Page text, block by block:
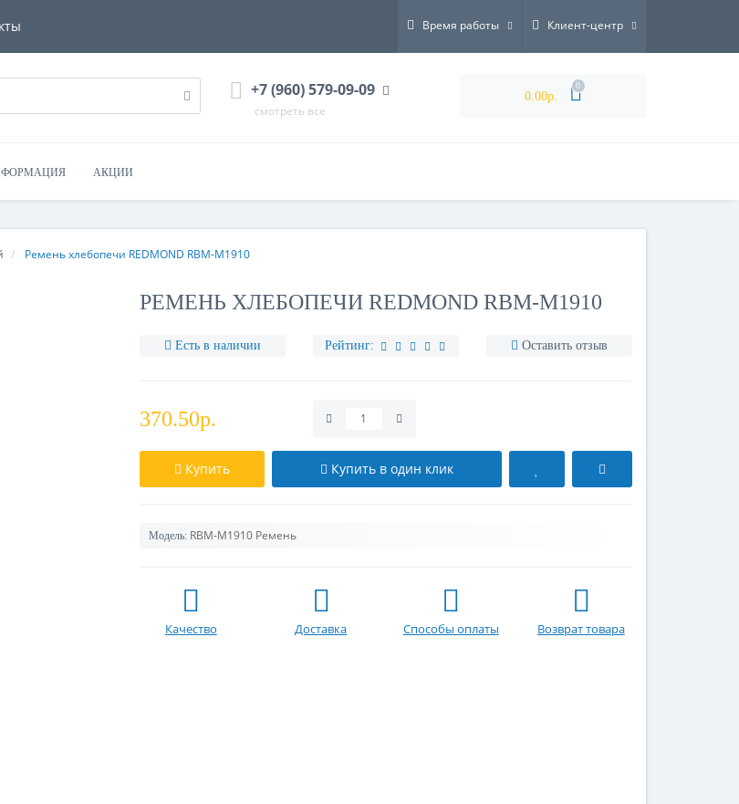
Время работы Клиент-центр
+7 (960) 579-09-09
смотреть все
0.00р.
0
АКЦИИ
Ремень хлебопечи REDMOND RBM-M1910
РЕМЕНЬ ХЛЕБОПЕЧИ REDMOND RBM-M1910
Есть в наличии Рейтинг: Оставить отзыв
370.50р.
Купить Купить в один клик
Модель: RBM-M1910 Ремень
Качество Доставка Способы оплаты Возврат товара